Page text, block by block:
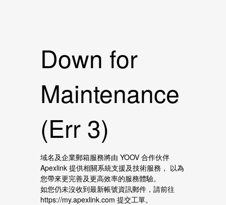
Down for
Maintenance
(Err 3)
域名及企業郵箱服務將由 YOOV 合作伙伴
Apexlink 提供相關系統支援及技術服務， 以為
您帶來更完善及更高效率的服務體驗。
如您仍未沒收到最新帳號資訊郵件，請前往
https://my.apexlink.com 提交工單。